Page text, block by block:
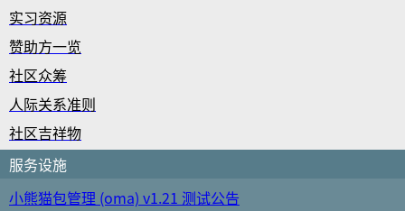
实习资源
赞助方一览
社区众筹
人际关系准则
社区吉祥物
服务设施
小熊猫包管理 (oma) v1.21 测试公告